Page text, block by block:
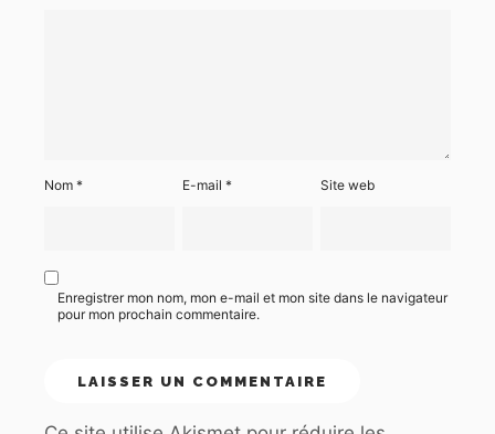
Nom * E-mail* Site web
Enregistrer mon nom, mon e-mail et mon site dans le navigateur
pour mon prochain commentaire.